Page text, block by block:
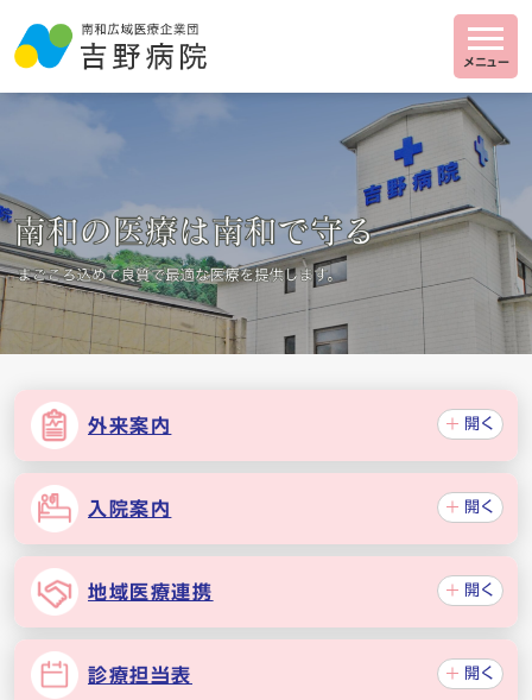
メニュー
外来案内 開く
入院案内 開く
地域医療連携 開く
診療担当表 開く